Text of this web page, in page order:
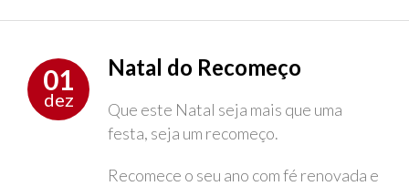
01
dez
Natal do Recomeço
Que este Natal seja mais que uma
festa, seja um recomeço.
Recomece o seu ano com fé renovada e